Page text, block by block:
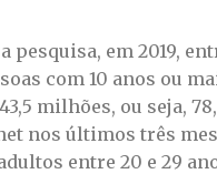
pesquisa, em 2019,
com 10 anos ou
milhões, ou seja,
nos últimos três
entre 20 e 29